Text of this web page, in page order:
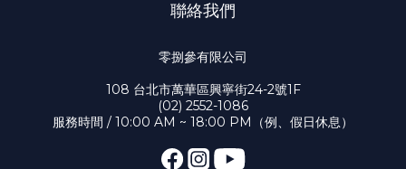
聯絡我們
零捌參有限公司
108 台北市萬華區興寧街24-2號1F
(02) 2552-1086
服務時間 / 10:00 AM ~ 18:00 PM（例、假日休息）